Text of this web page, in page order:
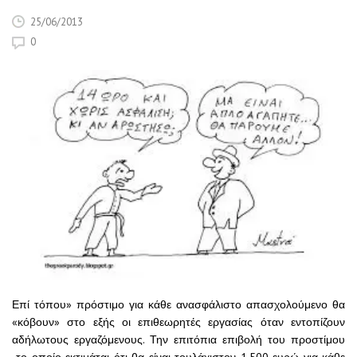
25/06/2013
0
Επί τόπου» πρόστιμο για κάθε ανασφάλιστο απασχολούμενο θα
«κόβουν» στο εξής οι επιθεωρητές εργασίας όταν εντοπίζουν
αδήλωτους εργαζόμενους. Την επιτόπια επιβολή του προστίμου